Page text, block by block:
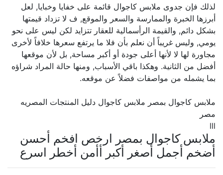
لذلك فإن جدوى ملابس كاجوال قائمة على خفايا وخبايا, لعل
أبرزها الخبرة والممارسة والسعر والموقع, ف لا تزداد قيمتها
بشكل دائم, والقيمة الرأسمالية للعقار تتزايد لكن ليس على نحو
يومي, وليس غريباً أن نعلم بأن فلا ما يرتفع سعرها خلافاً لأخرى
مجاورة لها لا لأنها أعلى جودة أو أكبر مساحة, بل لأن موقعها
أفضل من الثانية. وهكذا باقي الأسباب, ومنها حالة المراد شراؤه
بما يشمله من مواصفات فضلاً عن موقعه.
ملابس كاجوال بمصر ملابس كاجوال دليل المنتجات المصريه
مصر
ملابس كاجوال بمصر ارخص افخم أحسن
أضخم أجمل أصغر أكبر أأمن أخطر اسرع